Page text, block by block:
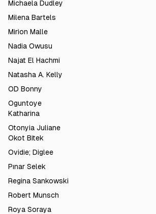
Michaela Dudley
Milena Bartels
Mirion Malle
Nadia Owusu
Najat El Hachmi
Natasha A. Kelly
OD Bonny
Oguntoye
Katharina
Otonyia Juliane
Okot Bitek
Ovidie; Diglee
Pınar Selek
Regina Sankowski
Robert Munsch
Roya Soraya